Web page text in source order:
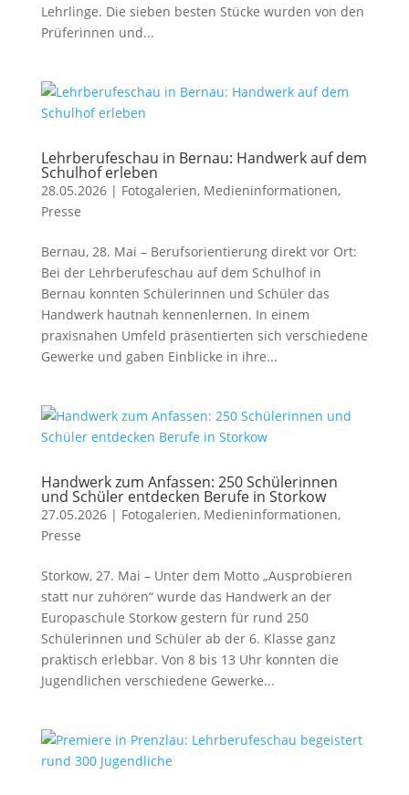
Lehrlinge. Die sieben besten Stücke wurden von den
Prüferinnen und...
Lehrberufeschau in Bernau: Handwerk auf dem
Schulhof erleben
28.05.2026| Fotogalerien, Medieninformationen,
Presse
Bernau, 28. Mai – Berufsorientierung direkt vor Ort:
Bei der Lehrberufeschau auf dem Schulhof in
Bernau konnten Schülerinnen und Schüler das
Handwerk hautnah kennenlernen. In einem
praxisnahen Umfeld präsentierten sich verschiedene
Gewerke und gaben Einblicke in ihre...
Handwerk zum Anfassen: 250 Schülerinnen
und Schüler entdecken Berufe in Storkow
27.05.2026| Fotogalerien, Medieninformationen,
Presse
Storkow, 27. Mai – Unter dem Motto „Ausprobieren
statt nur zuhören“ wurde das Handwerk an der
Europaschule Storkow gestern für rund 250
Schülerinnen und Schüler ab der 6. Klasse ganz
praktisch erlebbar. Von 8 bis 13 Uhr konnten die
Jugendlichen verschiedene Gewerke...